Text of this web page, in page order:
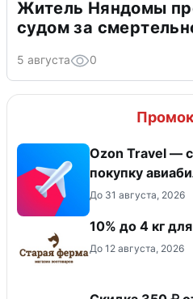
Житель Няндомы
судом за
5 августа 0
Ozon Travel —
покупку
До 31 августа, 2026
10% до 4 кг
До 12 августа, 2026